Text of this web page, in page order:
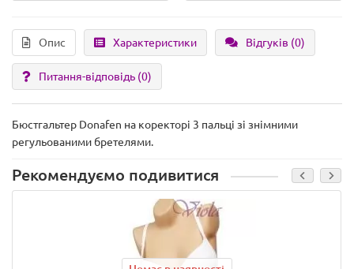
Опис Характеристики Відгуків (0)
Питання-відповідь (0)
Бюстгальтер Donafen на коректорі 3 пальці зі знімними
регульованими бретелями.
Рекомендуємо подивитися